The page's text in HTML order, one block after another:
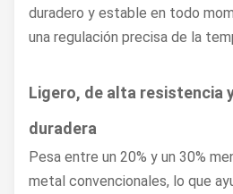
duradero y estable en todo
una regulación precisa de la
Ligero, de alta resistencia
duradera
Pesa entre un 20% y un 30%
metal convencionales, lo que